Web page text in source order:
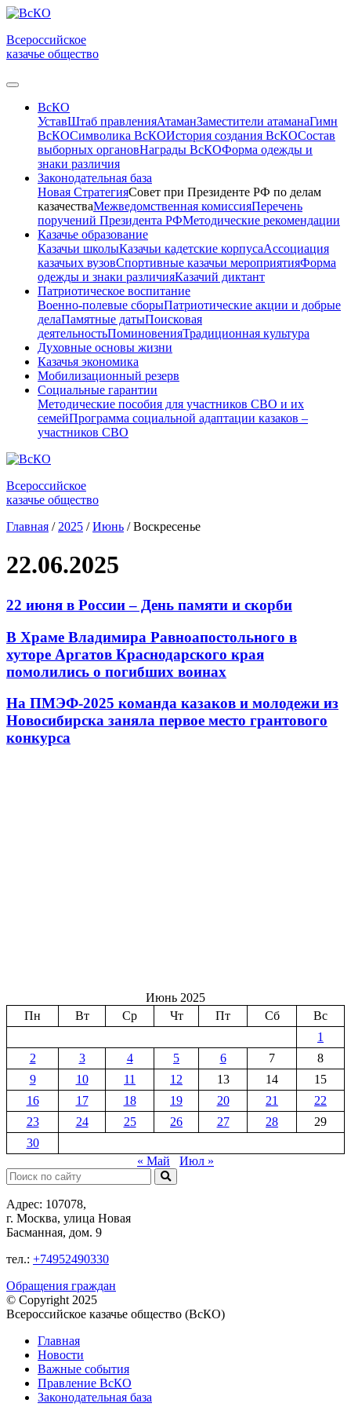
Всероссийское
казачье общество
ВсКО
УставШтаб правленияАтаманЗаместители атаманаГимн
ВсКОСимволика ВсКОИстория создания ВсКОСостав
выборных органовНаграды ВсКОФорма одежды и
знаки различия
Законодательная база
Новая СтратегияСовет при Президенте РФ по делам
казачестваМежведомственная комиссияПеречень
поручений Президента РФМетодические рекомендации
Казачье образование
Казачьи школыКазачьи кадетские корпусаАссоциация
казачьих вузовСпортивные казачьи мероприятияФорма
одежды и знаки различияКазачий диктант
Патриотическое воспитание
Военно-полевые сборыПатриотические акции и добрые
делаПамятные датыПоисковая
деятельностьПоминовенияТрадиционная культура
Духовные основы жизни
Казачья экономика
Мобилизационный резерв
Социальные гарантии
Методические пособия для участников СВО и их
семейПрограмма социальной адаптации казаков –
участников СВО
Всероссийское
казачье общество
Главная / 2025 / Июнь /Воскресенье
22.06.2025
22 июня в России – День памяти и скорби
В Храме Владимира Равноапостольного в
хуторе Аргатов Краснодарского края
помолились о погибших воинах
На ПМЭФ-2025 команда казаков и молодежи из
Новосибирска заняла первое место грантового
конкурса
Июнь 2025
Пн
Вт Ср Чт Пт Сб
Вс
1
2
3 4 5 6 7
8
9
10 11 12 13 14
15
16
17 18 19 20 21
22
23
24 25 26 27 28
29
30
« Май
Июл »
Поиск:
Адрес: 107078,
г. Москва, улица Новая
Басманная, дом. 9
тел.: +74952490330
Обращения граждан
© Copyright 2025
Всероссийское казачье общество (ВсКО)
Главная
Новости
Важные события
Правление ВсКО
Законодательная база